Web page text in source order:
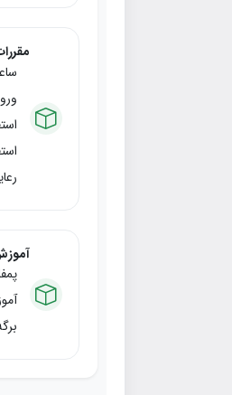
ساعت